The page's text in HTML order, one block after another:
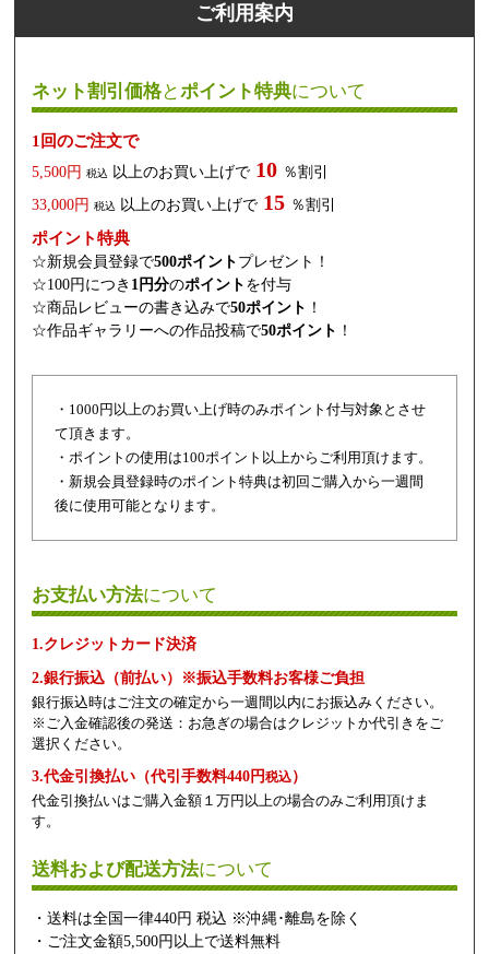
ご利用案内
ネット割引価格とポイント特典について
1回のご注文で
5,500円 税込 以上のお買い上げで 10 ％割引
33,000円 税込 以上のお買い上げで 15 ％割引
ポイント特典
☆新規会員登録で500ポイント プレゼント！
☆100円につき 1円分のポイント を付与
☆商品レビューの書き込みで50ポイント ！
☆作品ギャラリーへの作品投稿で50ポイント ！
・1000円以上のお買い上げ時のみポイント付与対象とさせ
て頂きます。
・ポイントの使用は100ポイント以上からご利用頂けます。
・新規会員登録時のポイント特典は初回ご購入から一週間
後に使用可能となります。
お支払い方法について
1.クレジットカード決済
2.銀行振込（前払い）※振込手数料お客様ご負担
銀行振込時はご注文の確定から一週間以内にお振込みください。
※ご入金確認後の発送：お急ぎの場合はクレジットか代引きをご
選択ください。
3.代金引換払い（代引手数料440円税込）
代金引換払いはご購入金額１万円以上の場合のみご利用頂けま
す。
送料および配送方法について
・送料は全国一律440円 税込 ※沖縄･離島を除く
・ご注文金額5,500円以上で送料無料